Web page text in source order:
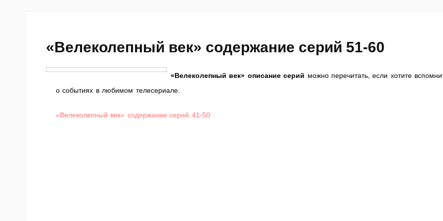
«Велеколепный век» содержание серий 51-60
«Велеколепный век» описание серий можно перечитать, если хотите
о событиях в любимом телесериале.
«Велеколепный век» содержание серий 41-50